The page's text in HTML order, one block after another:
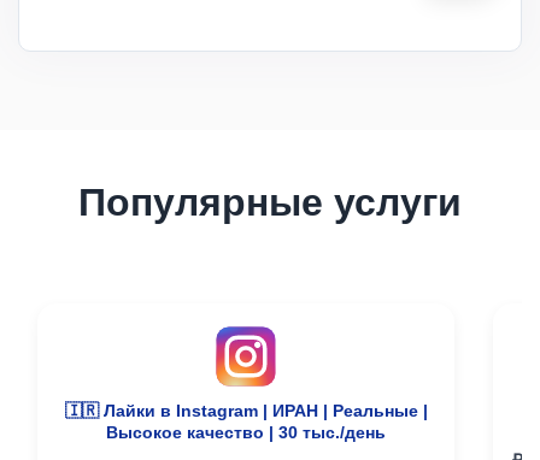
Популярные услуги
🇮🇷 Лайки в Instagram | ИРАН | Реальные |
Высокое качество | 30 тыс./день